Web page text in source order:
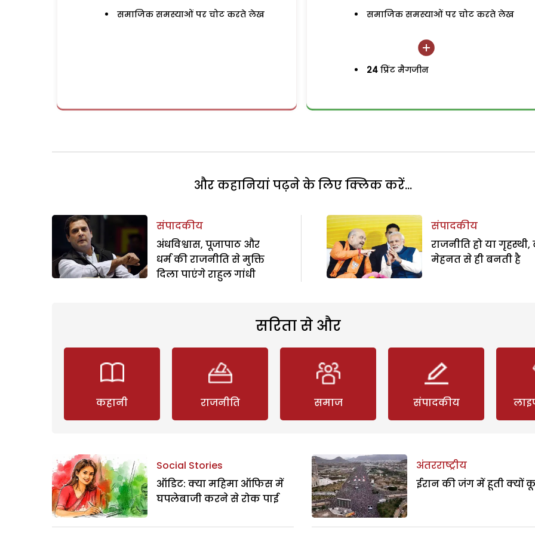
समाजिक समस्याओं पर चोट करते लेख समाजिक समस्याओं पर चोट करते लेख
24 प्रिंट मैगजीन
और कहानियां पढ़ने के लिए क्लिक करें...
संपादकीय
अंधविश्वास, पूजापाठ और
धर्म की राजनीति से मुक्ति
दिला पाएंगे राहुल गांधी
संपादकीय
राजनीति हो या गृहस्थी,
मेहनत से ही बनती है
सरिता से और
कहानी राजनीति समाज संपादकीय
Social Stories
ऑडिट: क्या महिमा ऑफिस में
घपलेबाजी करने से रोक पाई
अंतरराष्ट्रीय
ईरान की जंग में हूती क्यों